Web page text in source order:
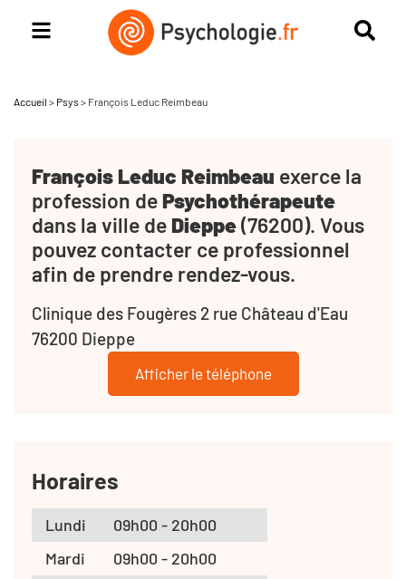
Accueil > Psys > François Leduc Reimbeau
François Leduc Reimbeau exerce la
profession dePsychothérapeute
dans la ville de Dieppe(76200). Vous
pouvez contacter ce professionnel
afin de prendre rendez-vous.
Clinique des Fougères 2 rue Château d'Eau
76200 Dieppe
Afficher le téléphone
Horaires
Lundi
09h00 - 20h00
Mardi
09h00 - 20h00